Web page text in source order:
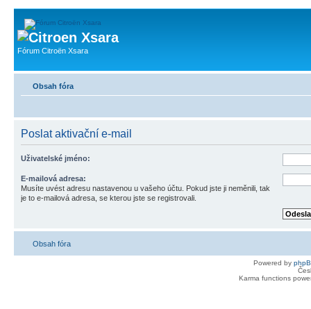
Fórum Citroën Xsara
Obsah fóra
Poslat aktivační e-mail
Uživatelské jméno:
E-mailová adresa:
Musíte uvést adresu nastavenou u vašeho účtu. Pokud jste ji neměnili, tak
je to e-mailová adresa, se kterou jste se registrovali.
Obsah fóra
Powered by
Karma functions